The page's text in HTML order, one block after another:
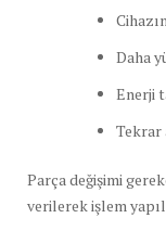
Daha
Enerji
Tekrar
Parça değişimi
verilerek işlem